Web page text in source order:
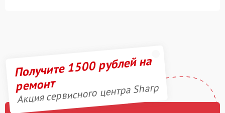
Получите 1500 рублей на
ремонт
Акция сервисного центра Sharp